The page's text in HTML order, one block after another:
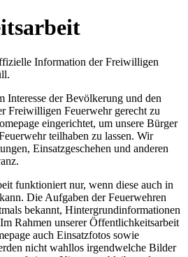
Information der Freiwilligen
Interesse der Bevölkerung und den
Freiwilligen Feuerwehr gerecht zu
eingerichtet, um unsere Bürger
teilhaben zu lassen. Wir
Einsatzgeschehen und anderen
funktioniert nur, wenn diese auch in
Die Aufgaben der Feuerwehren
bekannt, Hintergrundinformationen
Rahmen unserer Öffentlichkeitsarbeit
auch Einsatzfotos sowie
nicht wahllos irgendwelche Bilder